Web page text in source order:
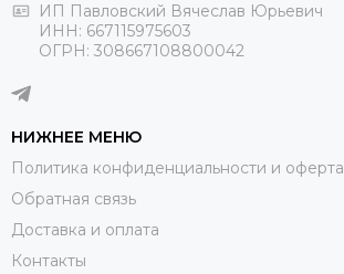
ИП Павловский Вячеслав Юрьевич
ИНН: 667115975603
ОГРН: 308667108800042
НИЖНЕЕ МЕНЮ
Политика конфиденциальности и оферта
Обратная связь
Доставка и оплата
Контакты